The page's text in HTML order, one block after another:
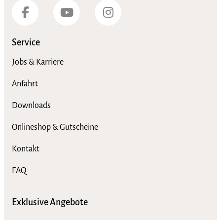
Service
Jobs & Karriere
Anfahrt
Downloads
Onlineshop & Gutscheine
Kontakt
FAQ
Exklusive Angebote